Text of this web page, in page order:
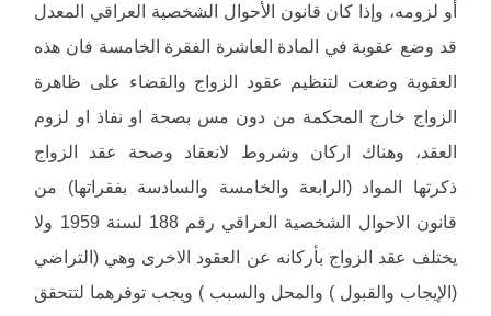
أو لزومه، وإذا كان قانون الأحوال الشخصية العراقي المعدل
قد وضع عقوبة في المادة العاشرة الفقرة الخامسة فان هذه
العقوبة وضعت لتنظيم عقود الزواج والقضاء على ظاهرة
الزواج خارج المحكمة من دون مس بصحة او نفاذ او لزوم
العقد، وهناك اركان وشروط لانعقاد وصحة عقد الزواج
ذكرتها المواد (الرابعة والخامسة والسادسة بفقراتها) من
قانون الاحوال الشخصية العراقي رقم 188 لسنة 1959 ولا
يختلف عقد الزواج بأركانه عن العقود الاخرى وهي (التراضي
(الإيجاب والقبول ) والمحل والسبب ) ويجب توفرهما لتتحقق